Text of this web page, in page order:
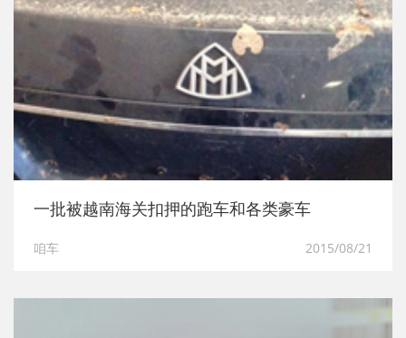
一批被越南海关扣押的跑车和各类豪车
咱车 2015/08/21